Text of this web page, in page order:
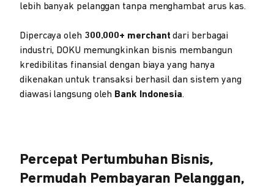
lebih banyak pelanggan tanpa menghambat arus kas.
Dipercaya oleh 300.000+ merchant dari berbagai
industri, DOKU memungkinkan bisnis membangun
kredibilitas finansial dengan biaya yang hanya
dikenakan untuk transaksi berhasil dan sistem yang
diawasi langsung oleh Bank Indonesia.
Percepat Pertumbuhan Bisnis,
Permudah Pembayaran Pelanggan,